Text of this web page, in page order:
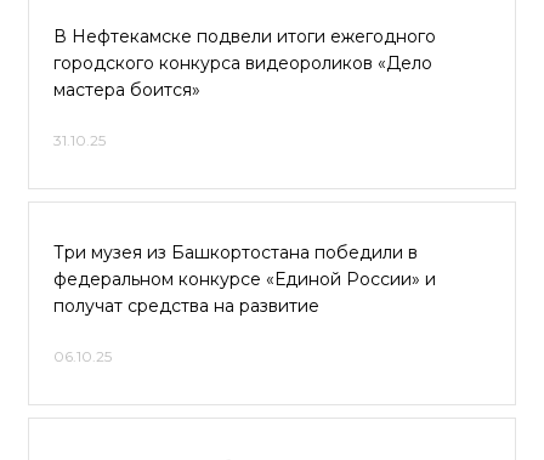
В Нефтекамске подвели итоги ежегодного
городского конкурса видеороликов «Дело
мастера боится»
31.10.25
Три музея из Башкортостана победили в
федеральном конкурсе «Единой России» и
получат средства на развитие
06.10.25